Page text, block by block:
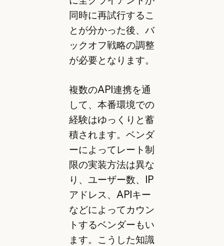
同時に再試行するこ
とが分かった後、バ
ックオフ戦略の調整
が必要となります。
複数のAPI連携を通
して、本番環境での
経験はゆっくりと蓄
積されます。ベンダ
ーによってレート制
限の実装方法は異な
り、ユーザー数、IP
アドレス、APIキー
などによってカウン
トするベンダーもい
ます。こうした知識